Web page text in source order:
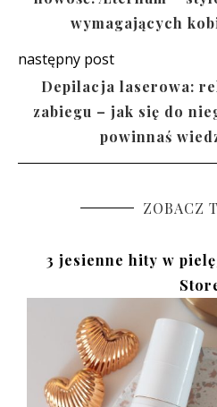
wymagających
następny post
Depilacja laserowa:
zabiegu – jak się do
powinnaś
ZOBACZ
3 jesienne hity w